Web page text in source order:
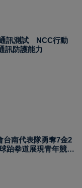
訊測試 NCC行動
訊防護能力
台南代表隊勇奪7金2
跆拳道展現青年競技